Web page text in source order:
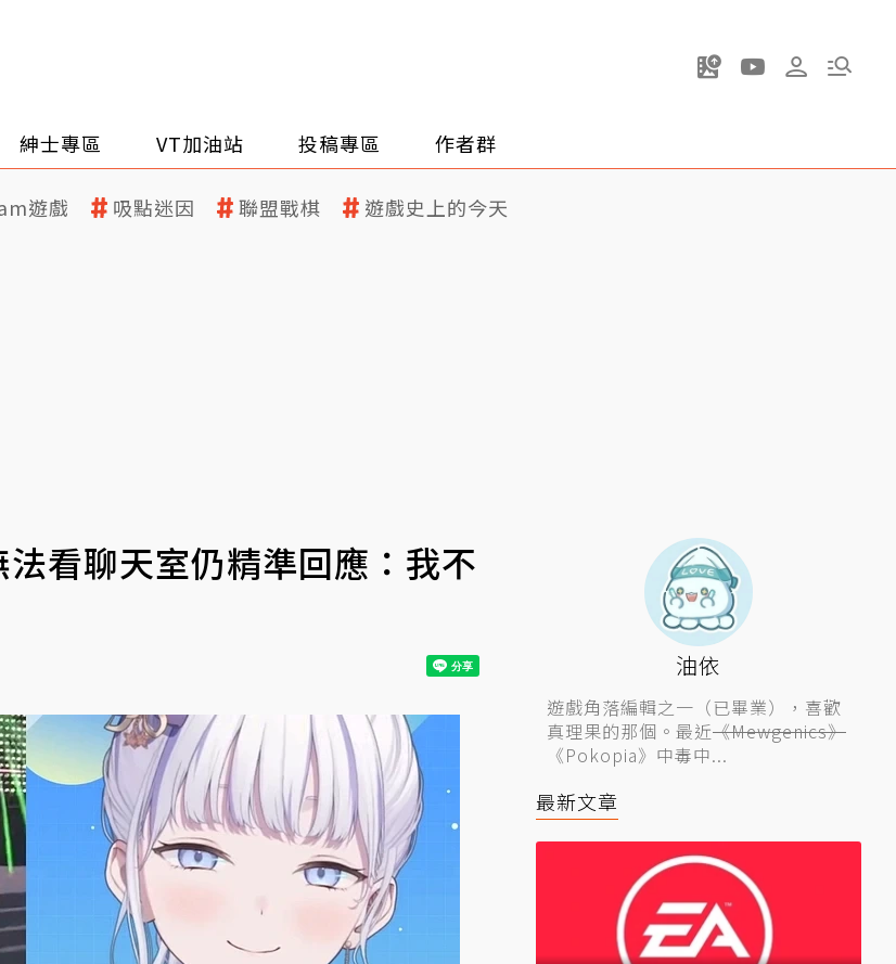
紳士專區 VT加油站 投稿專區 作者群
遊戲 吸點迷因 聯盟戰棋 遊戲史上的今天
看聊天室仍精準回應：我不
油依
遊戲角落編輯之一（已畢業），喜歡
真理果的那個。最近《Mewgenics》
《Pokopia》中毒中...
最新文章